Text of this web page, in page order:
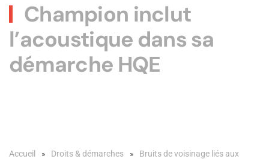
Champion inclut
l’acoustique dans sa
démarche HQE
Accueil Droits & démarches
Bruits de voisinage liés aux